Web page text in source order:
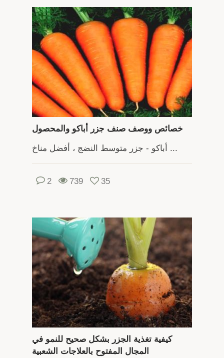
خصائص ووصف صنف جزر أباكو والمحصول
أباكو - جزر متوسط ​​النضج ، أفضل مناخ ...
2 739 35
كيفية تغذية الجزر بشكل صحيح للنمو في
المجال المفتوح بالعلاجات الشعبية